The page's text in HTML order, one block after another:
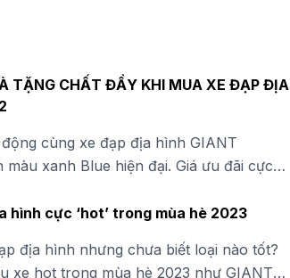
TẶNG CHẤT ĐẦY KHI MUA XE ĐẠP ĐỊA
cùng xe đạp địa hình GIANT
màu xanh Blue hiện đại. Giá ưu đãi cực
hình cực ‘hot’ trong mùa hè 2023
địa hình nhưng chưa biết loại nào tốt?
xe hot trong mùa hè 2023 như GIANT